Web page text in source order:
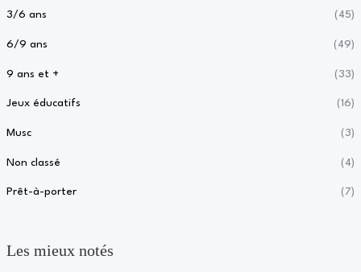
3/6 ans (45)
6/9 ans (49)
9 ans et + (33)
Jeux éducatifs (16)
Musc (3)
Non classé (4)
Prêt-à-porter (7)
Les mieux notés